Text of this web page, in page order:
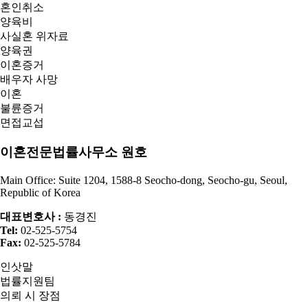
혼인취소
양육비
사실혼 위자료
양육권
이혼증거
배우자 사망
이혼
불륜증거
면접교섭
이혼전문법률사무소 원호
Main Office: Suite 1204, 1588-8 Seocho-dong, Seocho-gu, Seoul,
Republic of Korea
대표변호사 : 동경진
Tel: 02-525-5754
Fax: 02-525-5784
인삿말
법률지원팀
의뢰 시 장점